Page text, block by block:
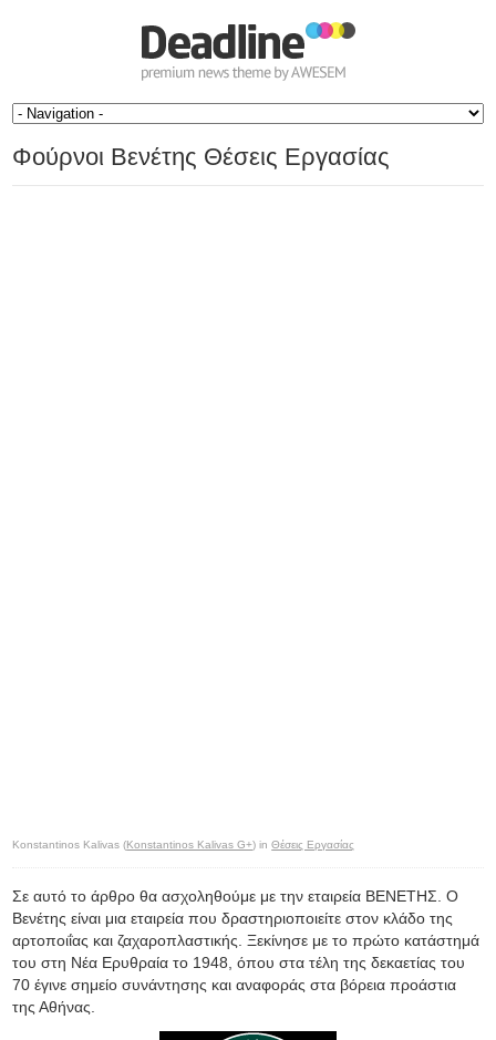
Φούρνοι Βενέτης Θέσεις Εργασίας
Konstantinos Kalivas (Konstantinos Kalivas G+) inΘέσεις Εργασίας
Σε αυτό το άρθρο θα ασχοληθούμε με την εταιρεία ΒΕΝΕΤΗΣ. Ο
Βενέτης είναι μια εταιρεία που δραστηριοποιείτε στον κλάδο της
αρτοποιΐας και ζαχαροπλαστικής. Ξεκίνησε με το πρώτο κατάστημά
του στη Νέα Ερυθραία το 1948, όπου στα τέλη της δεκαετίας του
70 έγινε σημείο συνάντησης και αναφοράς στα βόρεια προάστια
της Αθήνας.